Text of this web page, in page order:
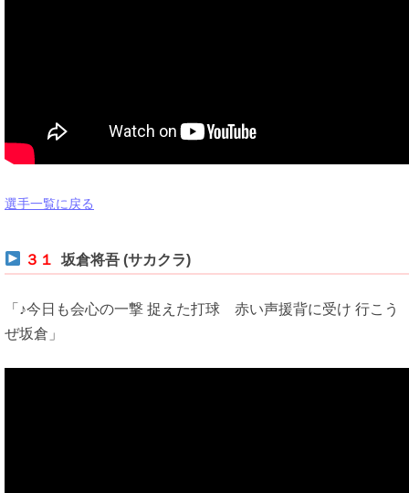
選手一覧に戻る
３１ 坂倉将吾 (サカクラ)
「♪今日も会心の一撃 捉えた打球 赤い声援背に受け 行こう
ぜ坂倉」